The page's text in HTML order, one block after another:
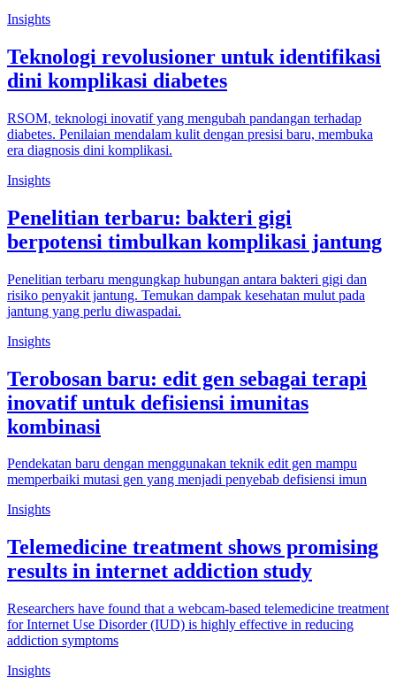
Insights
Teknologi revolusioner untuk identifikasi
dini komplikasi diabetes
RSOM, teknologi inovatif yang mengubah pandangan terhadap
diabetes. Penilaian mendalam kulit dengan presisi baru, membuka
era diagnosis dini komplikasi.
Insights
Penelitian terbaru: bakteri gigi
berpotensi timbulkan komplikasi jantung
Penelitian terbaru mengungkap hubungan antara bakteri gigi dan
risiko penyakit jantung. Temukan dampak kesehatan mulut pada
jantung yang perlu diwaspadai.
Insights
Terobosan baru: edit gen sebagai terapi
inovatif untuk defisiensi imunitas
kombinasi
Pendekatan baru dengan menggunakan teknik edit gen mampu
memperbaiki mutasi gen yang menjadi penyebab defisiensi imun
Insights
Telemedicine treatment shows promising
results in internet addiction study
Researchers have found that a webcam-based telemedicine treatment
for Internet Use Disorder (IUD) is highly effective in reducing
addiction symptoms
Insights